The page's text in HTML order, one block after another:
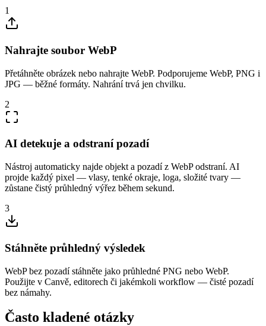
1
Nahrajte soubor WebP
Přetáhněte obrázek nebo nahrajte WebP. Podporujeme WebP, PNG i
JPG — běžné formáty. Nahrání trvá jen chvilku.
2
AI detekuje a odstraní pozadí
Nástroj automaticky najde objekt a pozadí z WebP odstraní. AI
projde každý pixel — vlasy, tenké okraje, loga, složité tvary —
zůstane čistý průhledný výřez během sekund.
3
Stáhněte průhledný výsledek
WebP bez pozadí stáhněte jako průhledné PNG nebo WebP.
Použijte v Canvě, editorech či jakémkoli workflow — čisté pozadí
bez námahy.
Často kladené otázky